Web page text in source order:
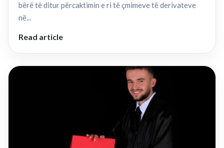
bërë të ditur përcaktimin e ri të çmimeve të derivateve
në...
Read article